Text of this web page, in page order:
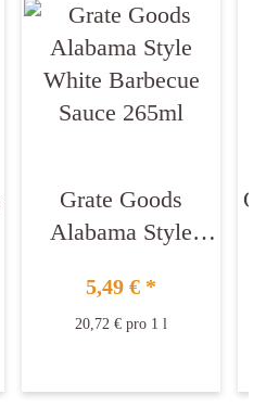
Grate Goods
Alabama Style
Sauce 265ml
5,49 € *
20,72 € pro 1 l